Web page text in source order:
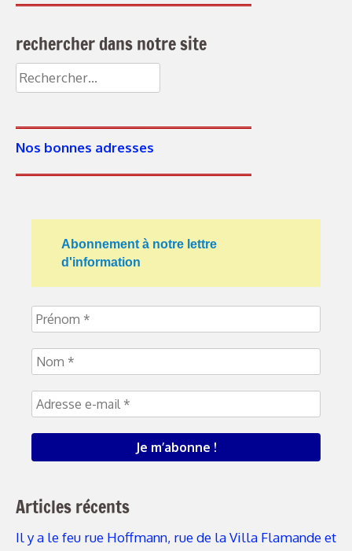
rechercher dans notre site
Nos bonnes adresses
Abonnement à notre lettre
d'information
Articles récents
Il y a le feu rue Hoffmann, rue de la Villa Flamande et